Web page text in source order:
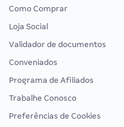
Como Comprar
Loja Social
Validador de documentos
Conveniados
Programa de Afiliados
Trabalhe Conosco
Preferências de Cookies